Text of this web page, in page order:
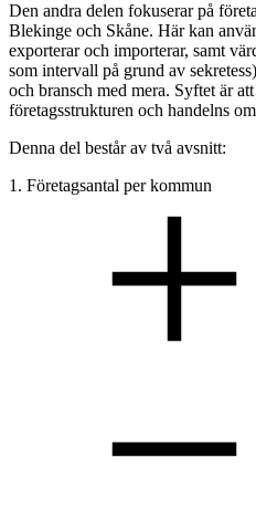
Den andra delen fokuserar på
Blekinge och Skåne. Här kan
exporterar och importerar, samt
som intervall på grund av
och bransch med mera. Syftet är
företagsstrukturen och handelns
Denna del består av två avsnitt:
1. Företagsantal per kommun